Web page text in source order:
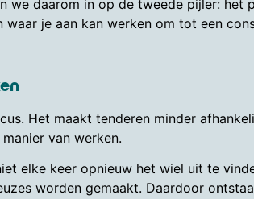
daarom in op de tweede pijler: het
je aan kan werken om tot een
Het maakt tenderen minder
van werken.
elke keer opnieuw het wiel uit te
worden gemaakt. Daardoor